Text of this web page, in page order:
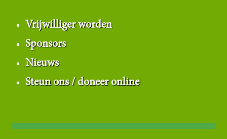
Vrijwilliger worden
Sponsors
Nieuws
Steun ons / doneer online